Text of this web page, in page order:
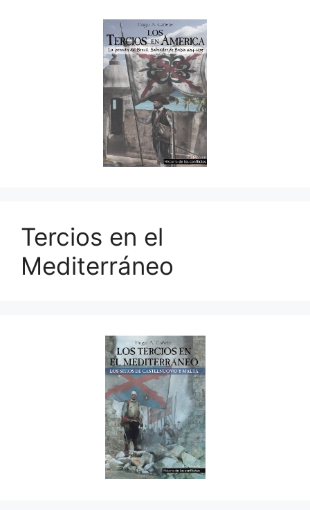
Tercios en el
Mediterráneo